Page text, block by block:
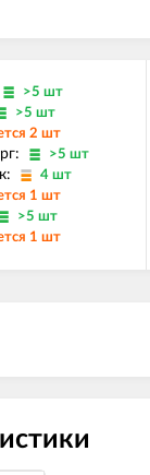
>5 шт
>5 шт
2 шт
>5 шт
4 шт
1 шт
>5 шт
1 шт